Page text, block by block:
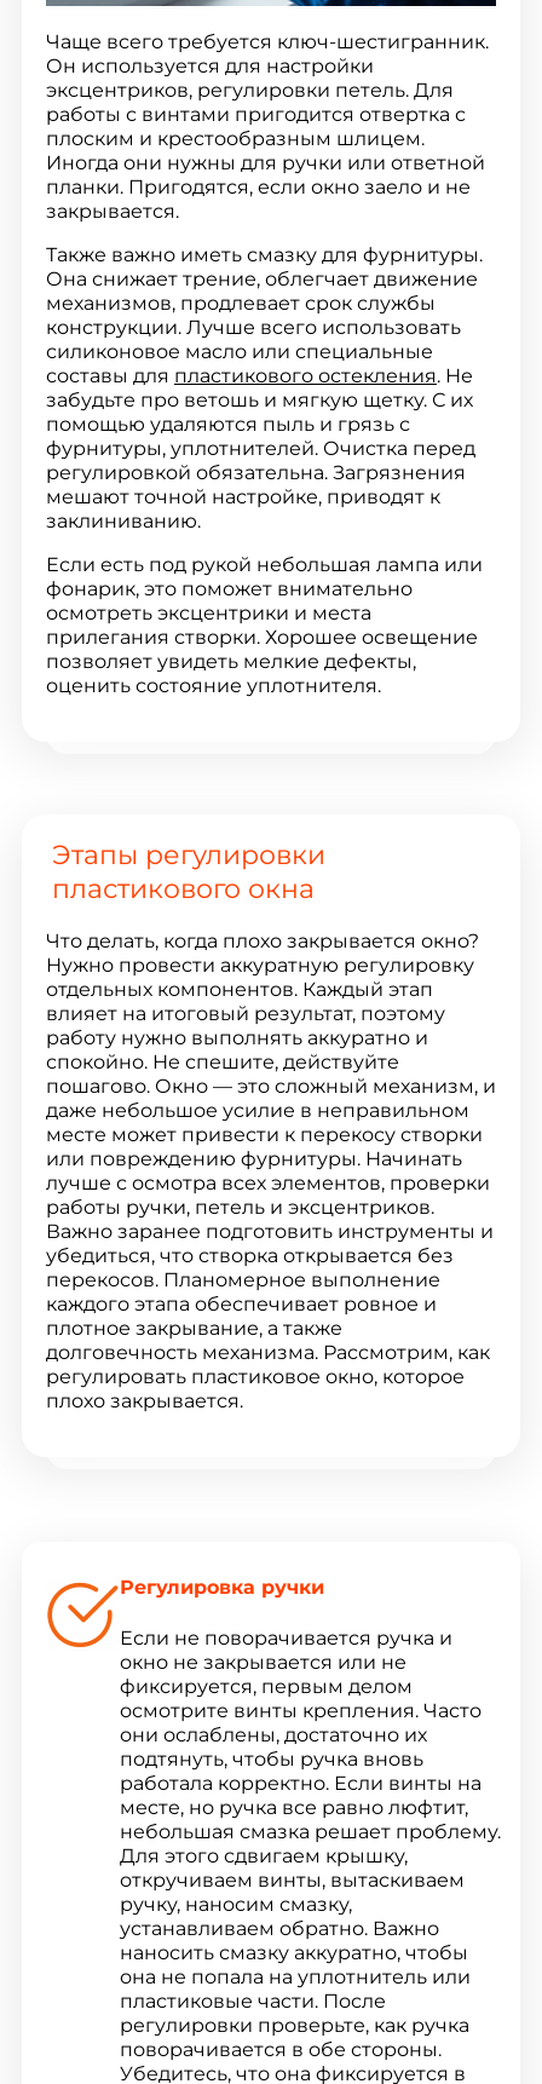
Чаще всего требуется ключ-шестигранник.
Он используется для настройки
эксцентриков, регулировки петель. Для
работы с винтами пригодится отвертка с
плоским и крестообразным шлицем.
Иногда они нужны для ручки или ответной
планки. Пригодятся, если окно заело и не
закрывается.
Также важно иметь смазку для фурнитуры.
Она снижает трение, облегчает движение
механизмов, продлевает срок службы
конструкции. Лучше всего использовать
силиконовое масло или специальные
составы для пластикового остекления. Не
забудьте про ветошь и мягкую щетку. С их
помощью удаляются пыль и грязь с
фурнитуры, уплотнителей. Очистка перед
регулировкой обязательна. Загрязнения
мешают точной настройке, приводят к
заклиниванию.
Если есть под рукой небольшая лампа или
фонарик, это поможет внимательно
осмотреть эксцентрики и места
прилегания створки. Хорошее освещение
позволяет увидеть мелкие дефекты,
оценить состояние уплотнителя.
Этапы регулировки
пластикового окна
Что делать, когда плохо закрывается окно?
Нужно провести аккуратную регулировку
отдельных компонентов. Каждый этап
влияет на итоговый результат, поэтому
работу нужно выполнять аккуратно и
спокойно. Не спешите, действуйте
пошагово. Окно — это сложный механизм, и
даже небольшое усилие в неправильном
месте может привести к перекосу створки
или повреждению фурнитуры. Начинать
лучше с осмотра всех элементов, проверки
работы ручки, петель и эксцентриков.
Важно заранее подготовить инструменты и
убедиться, что створка открывается без
перекосов. Планомерное выполнение
каждого этапа обеспечивает ровное и
плотное закрывание, а также
долговечность механизма. Рассмотрим, как
регулировать пластиковое окно, которое
плохо закрывается.
Регулировка ручки
Если не поворачивается ручка и
окно не закрывается или не
фиксируется, первым делом
осмотрите винты крепления. Часто
они ослаблены, достаточно их
подтянуть, чтобы ручка вновь
работала корректно. Если винты на
месте, но ручка все равно люфтит,
небольшая смазка решает проблему.
Для этого сдвигаем крышку,
откручиваем винты, вытаскиваем
ручку, наносим смазку,
устанавливаем обратно. Важно
наносить смазку аккуратно, чтобы
она не попала на уплотнитель или
пластиковые части. После
регулировки проверьте, как ручка
поворачивается в обе стороны.
Убедитесь, что она фиксируется в